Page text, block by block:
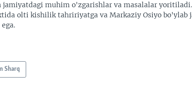
jamiyatdagi muhim o'zgarishlar va masalalar
olti kishilik tahririyatga va Markaziy Osiyo bo'ylab
Sharq